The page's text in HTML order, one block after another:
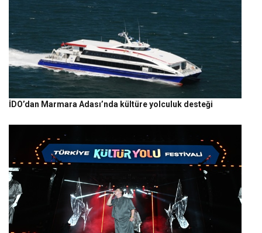
İDO’dan Marmara Adası’nda kültüre yolculuk desteği